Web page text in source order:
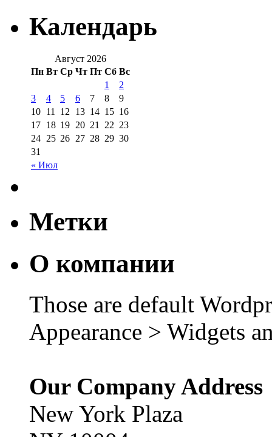
Календарь
Август 2026
Пн Вт Ср Чт Пт Сб Вс
« Июл
1
2
3
4 5 6 7 8
9
10 11 12 13 14 15 16
17 18 19 20 21 22 23
24 25 26 27 28 29 30
31
Метки
О компании
Those are default
Appearance > Widgets
Our Company Address
New York Plaza